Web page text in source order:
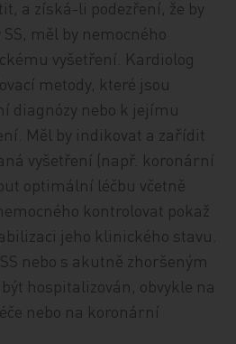
a získá-li podezření, že by
měl by nemocného
vyšetření. Kardiolog
metody, které jsou
diagnózy nebo k jejímu
Měl by indikovat a zařídit
vyšetření (např. koronární
optimální léčbu včetně
kontrolovat pokaž
jeho klinického stavu.
nebo s akutně zhoršeným
hospitalizován, obvykle na
nebo na koronární